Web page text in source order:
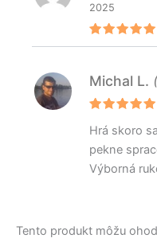
Hodnoteni
2025
e5 z 5
Michal L.
Hrá skoro
pekne
Výborná
Tento produkt môžu